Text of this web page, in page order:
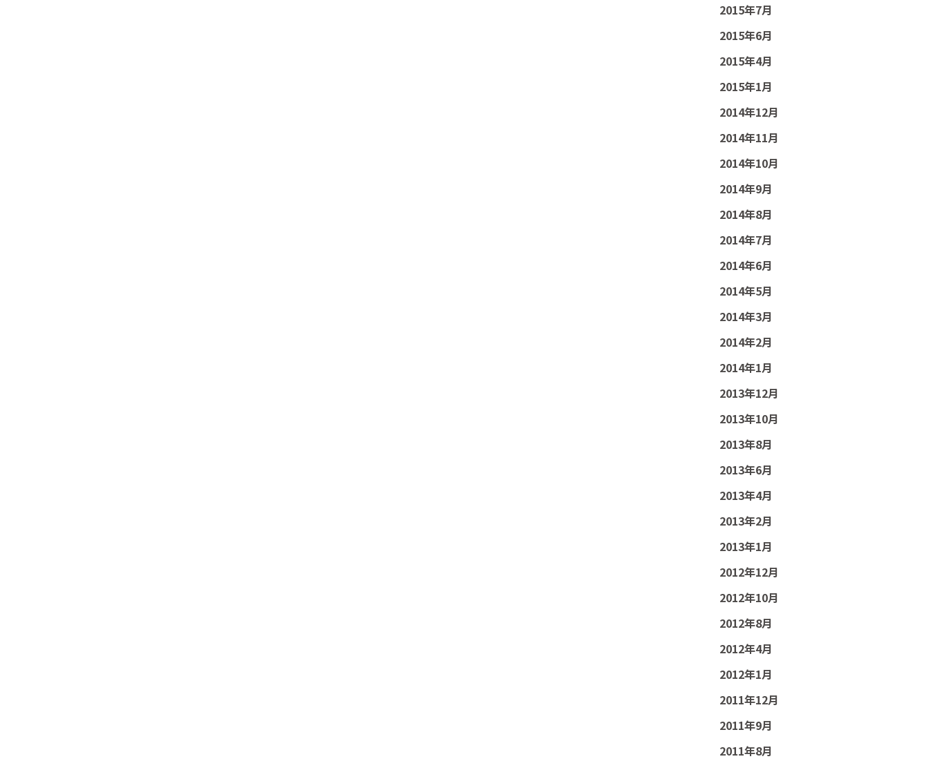
2015年7月
2015年6月
2015年4月
2015年1月
2014年12月
2014年11月
2014年10月
2014年9月
2014年8月
2014年7月
2014年6月
2014年5月
2014年3月
2014年2月
2014年1月
2013年12月
2013年10月
2013年8月
2013年6月
2013年4月
2013年2月
2013年1月
2012年12月
2012年10月
2012年8月
2012年4月
2012年1月
2011年12月
2011年9月
2011年8月